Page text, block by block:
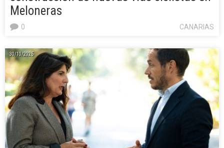
Meloneras
CANARIAS
0
30/10/2025